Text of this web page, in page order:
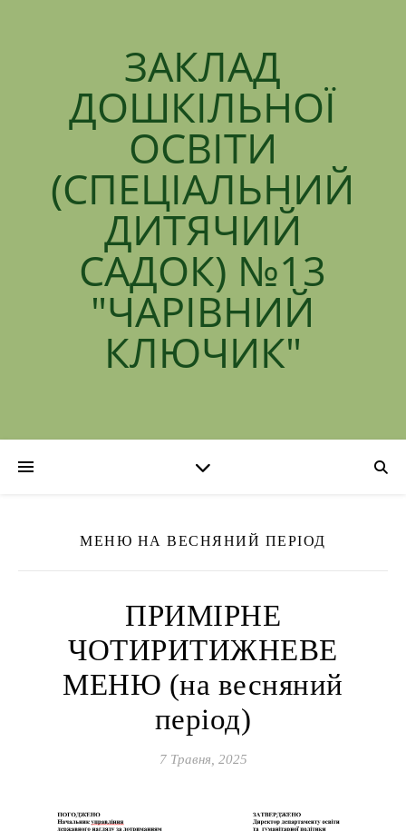
ЗАКЛАД
ДОШКІЛЬНОЇ
ОСВІТИ
(СПЕЦІАЛЬНИЙ
ДИТЯЧИЙ
САДОК) №13
"ЧАРІВНИЙ
КЛЮЧИК"
МЕНЮ НА ВЕСНЯНИЙ ПЕРІОД
ПРИМІРНЕ
ЧОТИРИТИЖНЕВЕ
МЕНЮ (на весняний
період)
7 Травня, 2025